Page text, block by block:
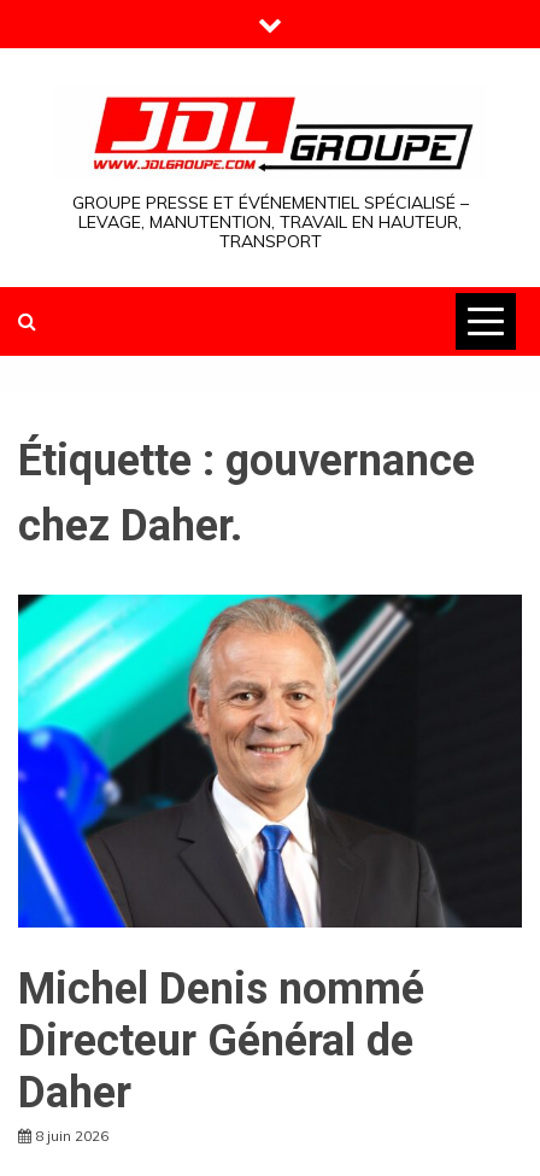
to
GROUPE PRESSE ET ÉVÉNEMENTIEL SPÉCIALISÉ –
LEVAGE, MANUTENTION, TRAVAIL EN HAUTEUR,
TRANSPORT
Étiquette : gouvernance
chez Daher.
Michel Denis nommé
Directeur Général de
Daher
8 juin 2026